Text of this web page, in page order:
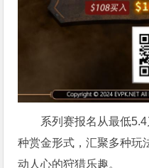
系列赛报名从最低
种赏金形式，汇聚多种玩
动人心的狩猎乐趣。